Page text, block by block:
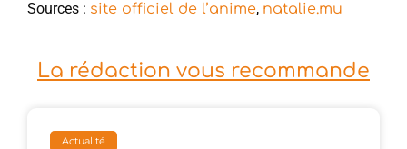
Sources : site officiel de l’anime, natalie.mu
La rédaction vous recommande
Actualité